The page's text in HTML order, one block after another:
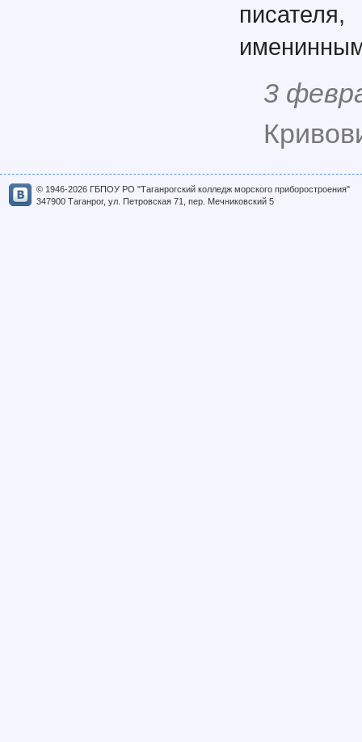
3
© 1946-2026 ГБПОУ РО "Таганрогский колледж морского приборостроения"
347900 Таганрог, ул. Петровская 71, пер. Мечниковский 5